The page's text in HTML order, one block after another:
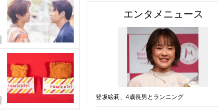
エンタメニュース
登坂絵莉、4歳長男とランニング